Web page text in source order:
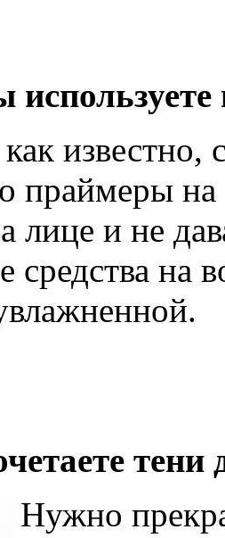
известно,
праймеры на
лице и не
средства на
тени
Нужно